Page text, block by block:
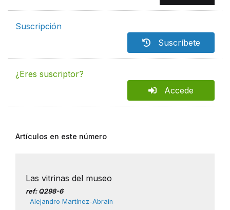
Suscripción
Suscríbete
¿Eres suscriptor?
Accede
Artículos en este número
Las vitrinas del museo
ref: Q298-6
Alejandro Martínez-Abraín